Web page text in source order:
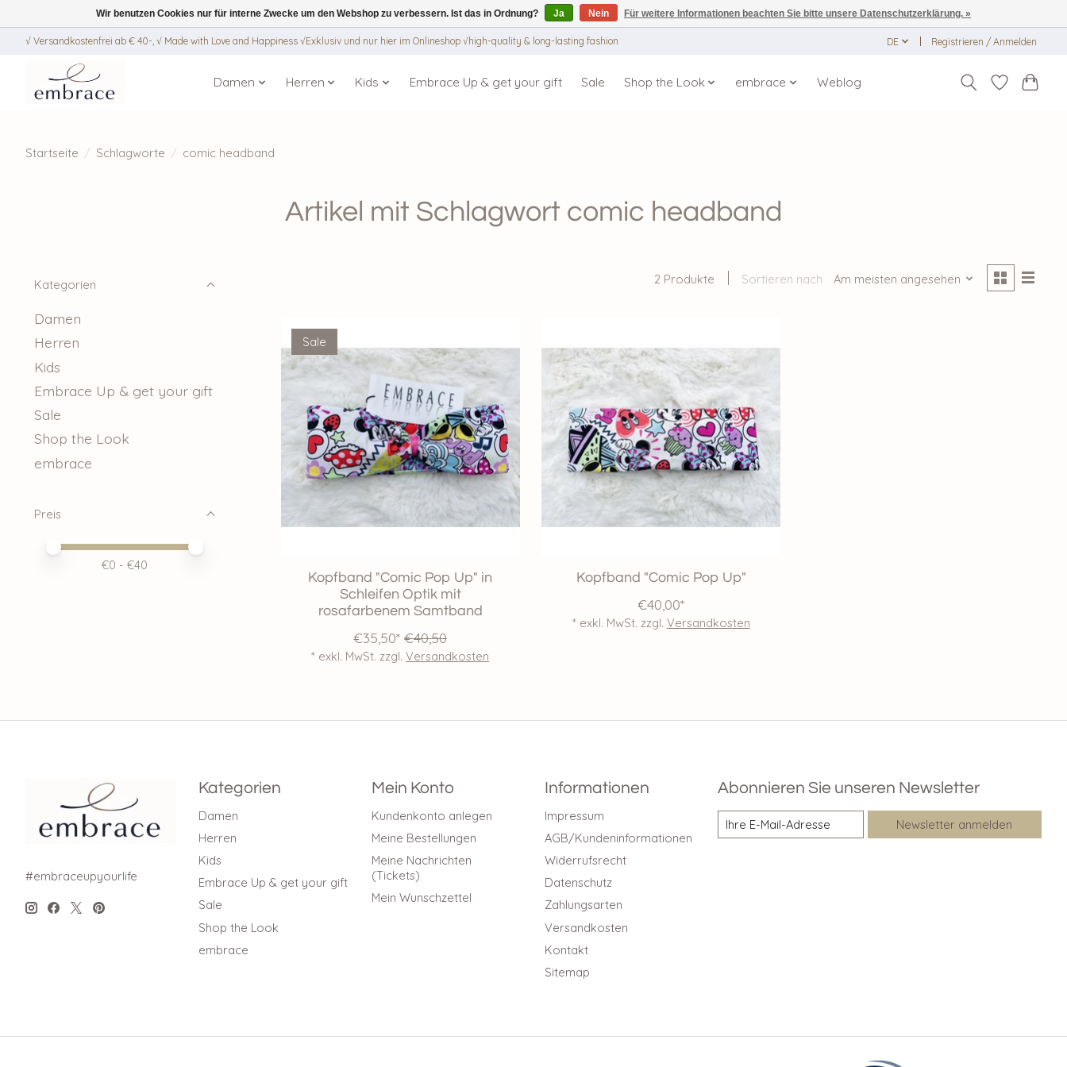
√ Versandkostenfrei ab € 40-, √ Made with Love and Happiness √Exklusiv und nur hier im Onlineshop √high-quality & long-lasting fashion DE Registrieren / Anmelden
Damen Herren Kids Embrace Up & get your gift Sale Shop the Look embrace Weblog
Startseite / Schlagworte / comic headband
Artikel mit Schlagwort comic headband
Kategorien
Damen
Herren
Kids
Embrace Up & get your gift
Sale
Shop the Look
embrace
Preis
Preis – Mindestwert
Price maximum value
€0 - €40
2 Produkte Sortieren nach Am meisten angesehen
Sale
Kopfband "Comic Pop Up" in
Schleifen Optik mit
rosafarbenem Samtband
€35,50* €40,50
* exkl. MwSt. zzgl.Versandkosten
Kopfband "Comic Pop Up"
€40,00*
* exkl. MwSt. zzgl. Versandkosten
#embraceupyourlife
Kategorien
Damen
Herren
Kids
Embrace Up & get your gift
Sale
Shop the Look
embrace
Mein Konto
Kundenkonto anlegen
Meine Bestellungen
Meine Nachrichten
(Tickets)
Mein Wunschzettel
Informationen
Impressum
AGB/Kundeninformationen
Widerrufsrecht
Datenschutz
Zahlungsarten
Versandkosten
Kontakt
Sitemap
Abonnieren Sie unseren Newsletter
Newsletter anmelden
Wir benutzen Cookies nur für interne Zwecke um den Webshop zu verbessern. Ist das in Ordnung? Ja Nein Für weitere Informationen beachten Sie bitte unsere Datenschutzerklärung. »